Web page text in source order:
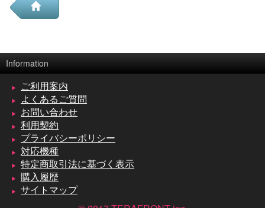
Information
ご利用案内
よくあるご質問
お問い合わせ
利用契約
プライバシーポリシー
対応機種
特定商取引法に基づく表示
購入履歴
サイトマップ